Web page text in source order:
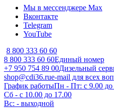
Мы в мессенджере Max
Вконтакте
Telegram
YouTube
8 800 333 60 60
8 800 333 60 60Единый номер
+7 950 754 89 00Дизельный
shop@cdi36.rue-mail для всех
График работыПн - Пт: с 9.00 до
Сб - с 10.00 до 17.00
Вс: - выходной